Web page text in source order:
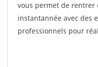
vous permet de rentrer
instantannée avec des
professionnels pour